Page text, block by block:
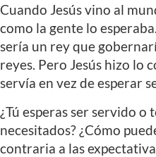
Cuando Jesús vino al
como la gente lo
sería un rey que
reyes. Pero Jesús hizo lo
servía en vez de esperar
¿Tú esperas ser servido o
necesitados? ¿Cómo
contraria a las